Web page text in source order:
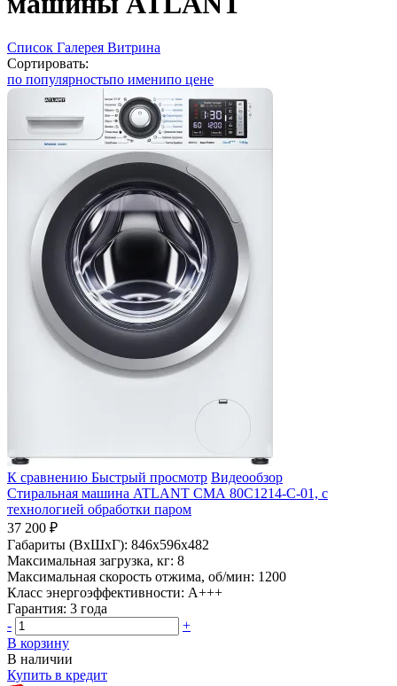
Список Галерея Витрина
Сортировать:
по популярностьпо именипо цене
К сравнению Быстрый просмотр Видеообзор
Стиральная машина ATLANT СМА 80С1214-С-01, с
технологией обработки паром
37 200 ₽
Габариты (ВхШхГ): 846x596x482
Максимальная загрузка, кг: 8
Максимальная скорость отжима, об/мин: 1200
Класс энергоэффективности: A+++
Гарантия: 3 года
-
+
В корзину
В наличии
Купить в кредит